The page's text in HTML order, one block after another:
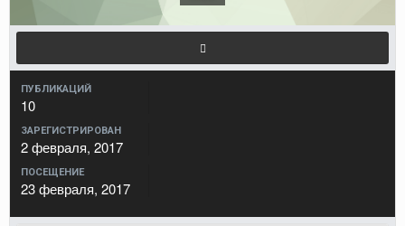
ПУБЛИКАЦИЙ
10
ЗАРЕГИСТРИРОВАН
2 февраля, 2017
ПОСЕЩЕНИЕ
23 февраля, 2017